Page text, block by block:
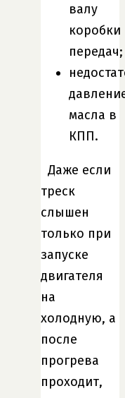
валу
коробки
передач;
масла в
КПП.
Даже если
треск
слышен
только при
запуске
двигателя
на
холодную, а
после
прогрева
проходит,